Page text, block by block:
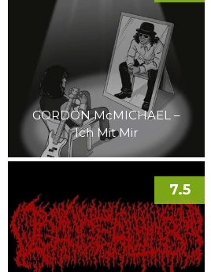
GORDON McMICHAEL –
Ich Mit Mir
7.5